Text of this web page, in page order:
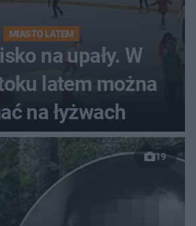
MIASTO LATEM
na upały. W
latem można
na łyżwach
19